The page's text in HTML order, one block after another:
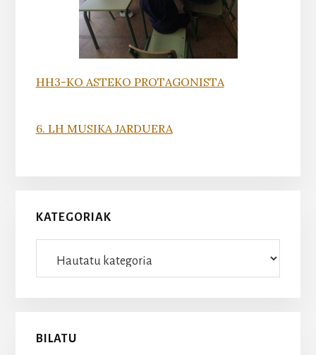
HH3-KO ASTEKO PROTAGONISTA
6. LH MUSIKA JARDUERA
KATEGORIAK
BILATU